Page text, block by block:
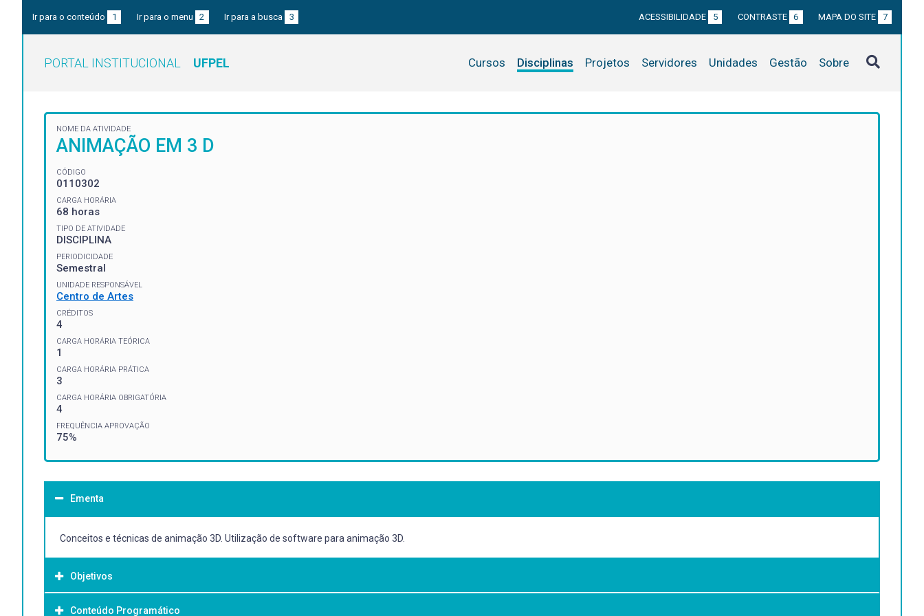
Ir para o conteúdo 1 Ir para o menu 2 Ir para a busca 3 ACESSIBILIDADE 5 CONTRASTE 6 MAPA DO SITE 7
PORTAL INSTITUCIONAL UFPEL Cursos Disciplinas Projetos Servidores Unidades Gestão Sobre
NOME DA ATIVIDADE
ANIMAÇÃO EM 3 D
CÓDIGO
0110302
CARGA HORÁRIA
68 horas
TIPO DE ATIVIDADE
DISCIPLINA
PERIODICIDADE
Semestral
UNIDADE RESPONSÁVEL
Centro de Artes
CRÉDITOS
4
CARGA HORÁRIA TEÓRICA
1
CARGA HORÁRIA PRÁTICA
3
CARGA HORÁRIA OBRIGATÓRIA
4
FREQUÊNCIA APROVAÇÃO
75%
Ementa
Conceitos e técnicas de animação 3D. Utilização de software para animação 3D.
Objetivos
Conteúdo Programático